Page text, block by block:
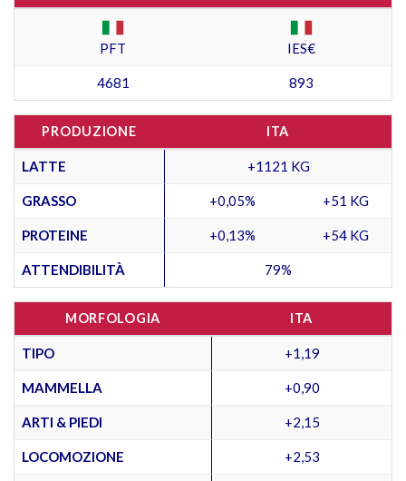
PFT IES€
4681 893
PRODUZIONE ITA
LATTE +1121 KG
GRASSO +0,05% +51 KG
PROTEINE +0,13% +54 KG
ATTENDIBILITÀ 79%
MORFOLOGIA ITA
TIPO +1,19
MAMMELLA +0,90
ARTI & PIEDI +2,15
LOCOMOZIONE +2,53